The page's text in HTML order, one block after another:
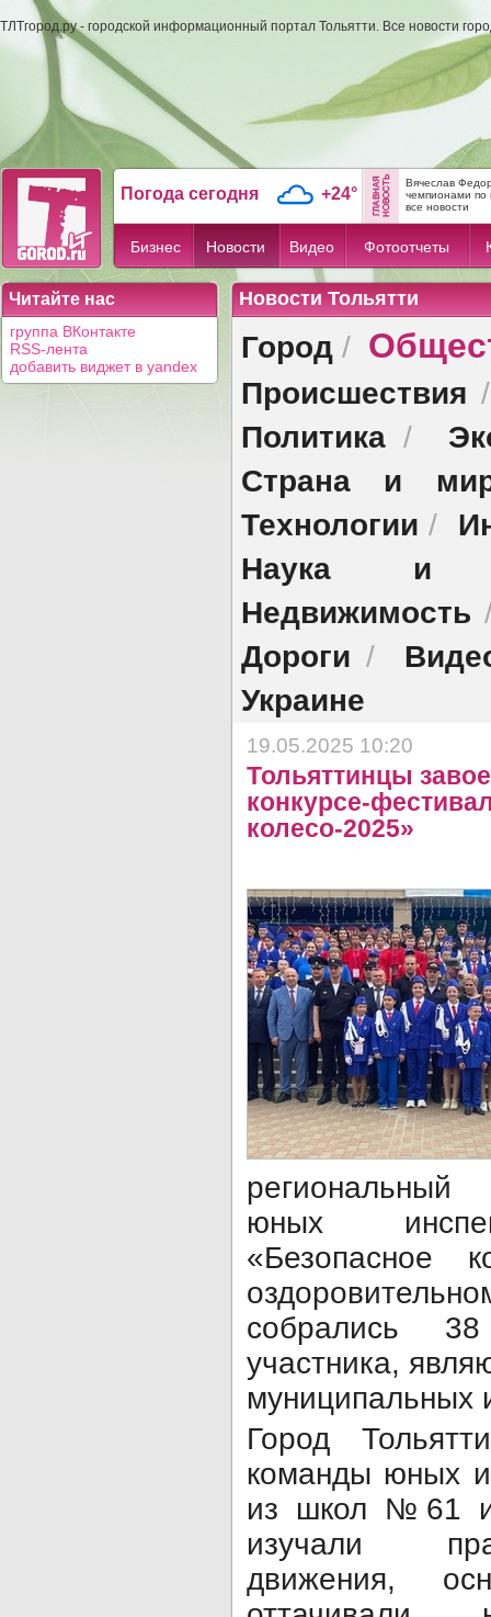
ТЛТгород.ру - городской информационный портал Тольятти. Все новости
Погода сегодня +24°
Вячеслав
чемпионами по
все новости
Бизнес Новости Видео Фотоотчеты
Читайте нас
группа ВКонтакте
RSS-лента
добавить виджет в yandex
Новости Тольятти
Город /
Происшествия
Политика /
Страна и
Технологии /
Наука и
Недвижимость
Дороги /
Украине
19.05.2025 10:20
Тольяттинцы
конкурсе-
колесо-2025»
региональный
юных
«Безопасное
собрались
участника,
муниципальных
Город
команды юных
из школ №61
изучали
движения,